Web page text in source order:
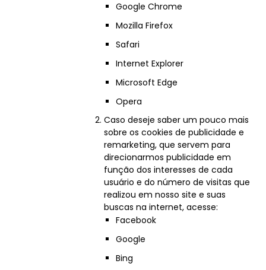
Google Chrome
Mozilla Firefox
Safari
Internet Explorer
Microsoft Edge
Opera
Caso deseje saber um pouco mais
sobre os cookies de publicidade e
remarketing, que servem para
direcionarmos publicidade em
função dos interesses de cada
usuário e do número de visitas que
realizou em nosso site e suas
buscas na internet, acesse:
Facebook
Google
Bing